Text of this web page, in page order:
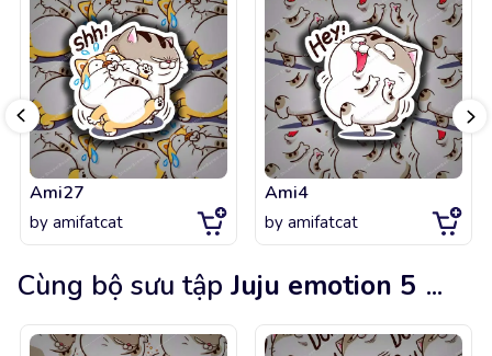
Ami27
by amifatcat
Ami4
by amifatcat
Cùng bộ sưu tập Juju emotion 5 ...